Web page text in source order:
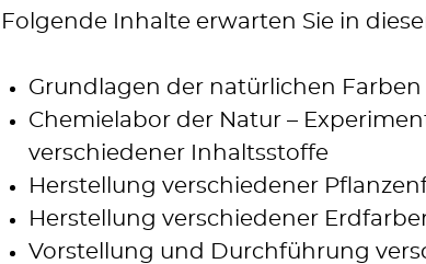
Folgende Inhalte erwarten Sie in
Grundlagen der natürlichen Farben
Chemielabor der Natur –
verschiedener Inhaltsstoffe
Herstellung verschiedener
Herstellung verschiedener
Vorstellung und Durchführung